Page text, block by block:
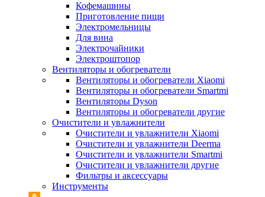
Кофемашины
Приготовление пищи
Электромельницы
Для вина
Электрочайники
Электроштопор
Вентиляторы и обогреватели
Вентиляторы и обогреватели Xiaomi
Вентиляторы и обогреватели Smartmi
Вентиляторы Dyson
Вентиляторы и обогреватели другие
Очистители и увлажнители
Очистители и увлажнители Xiaomi
Очистители и увлажнители Deerma
Очистители и увлажнители Smartmi
Очистители и увлажнители другие
Фильтры и аксессуары
Инструменты